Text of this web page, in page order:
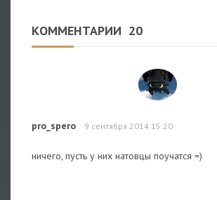
КОММЕНТАРИИ 20
pro_spero 9 сентября 2014 15:20
ничего, пусть у них натовцы поучатся =)